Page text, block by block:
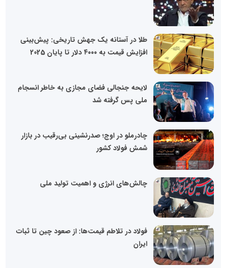
طلا در آستانه یک جهش تاریخی: پیش‌بینی
افزایش قیمت به ۴۰۰۰ دلار تا پایان 2025
لایحه جنجالی فضای مجازی به خاطر انسجام
ملی پس گرفته شد
چادرملو در اوج؛ صدرنشینی بی‌رقیب در بازار
شمش فولاد کشور
چالش‌های انرژی و اهمیت تولید ملی
فولاد در تلاطم قیمت‌ها: از صعود چین تا ثبات
ایران